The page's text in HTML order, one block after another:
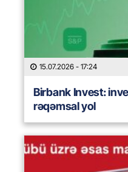
15.07.2026 - 17:24
Birbank Invest:
rəqəmsal yol